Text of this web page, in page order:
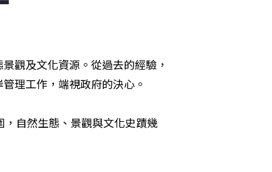
觀及文化資源。從過去的經驗，
理工作，端視政府的決心。
自然生態、景觀與文化史蹟幾